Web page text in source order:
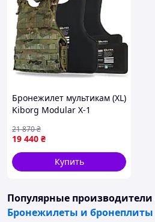
Бронежилет мультикам (XL)
Kiborg Modular X-1
защиты) с баллистическим
пакетом Militex, 2 класс
19 440 ₴
21 870₴
Купить
Популярные производители
Бронежилеты и бронеплиты